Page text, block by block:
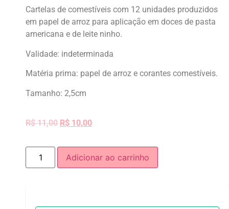
Cartelas de comestíveis com 12 unidades produzidos
em papel de arroz para aplicação em doces de pasta
americana e de leite ninho.
Validade: indeterminada
Matéria prima: papel de arroz e corantes comestíveis.
Tamanho: 2,5cm
R$11,00 R$ 10,00
Adicionar ao carrinho